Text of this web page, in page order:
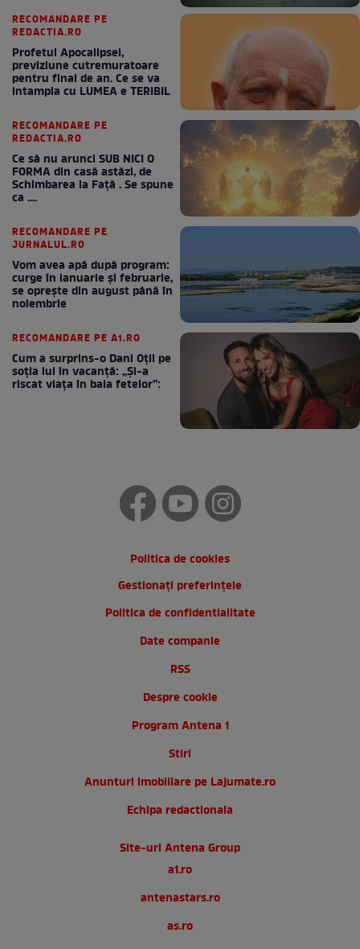
RECOMANDARE PE
REDACTIA.RO
Profetul Apocalipsei,
previziune cutremuratoare
pentru final de an. Ce se va
intampla cu LUMEA e TERIBIL
RECOMANDARE PE
REDACTIA.RO
Ce să nu arunci SUB NICI O
FORMA din casă astăzi, de
Schimbarea la Față . Se spune
ca ....
RECOMANDARE PE
JURNALUL.RO
Vom avea apă după program:
curge în ianuarie și februarie,
se oprește din august până în
noiembrie
RECOMANDARE PE A1.RO
Cum a surprins-o Dani Oțil pe
soția lui în vacanță: „Și-a
riscat viața în baia fetelor”:
Politica de cookies
Gestionați preferințele
Politica de confidentialitate
Date companie
RSS
Despre cookie
Program Antena 1
Stiri
Anunturi imobiliare pe Lajumate.ro
Echipa redactionala
Site-uri Antena Group
a1.ro
antenastars.ro
as.ro